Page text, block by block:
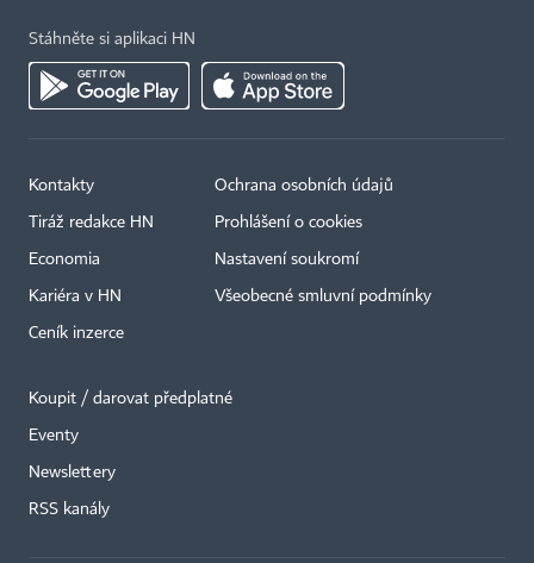
Stáhněte si aplikaci HN
Kontakty
Tiráž redakce HN
Economia
Kariéra v HN
Ceník inzerce
Ochrana osobních údajů
Prohlášení o cookies
Nastavení soukromí
Všeobecné smluvní podmínky
Koupit / darovat předplatné
Eventy
Newslettery
RSS kanály